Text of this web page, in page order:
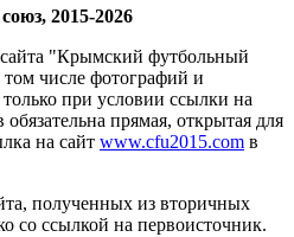
2015-2026
"Крымский футбольный
том числе фотографий и
при условии ссылки на
прямая, открытая для
на сайт www.cfu2015.com в
полученных из вторичных
со ссылкой на первоисточник.